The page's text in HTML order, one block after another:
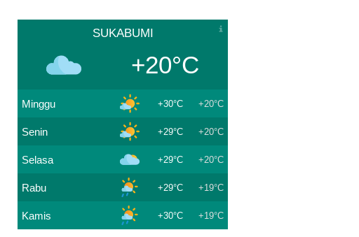
SUKABUMI
+20°C
Minggu +30°C +20°C
Senin +29°C +20°C
Selasa +29°C +20°C
Rabu +29°C +19°C
Kamis +30°C +19°C